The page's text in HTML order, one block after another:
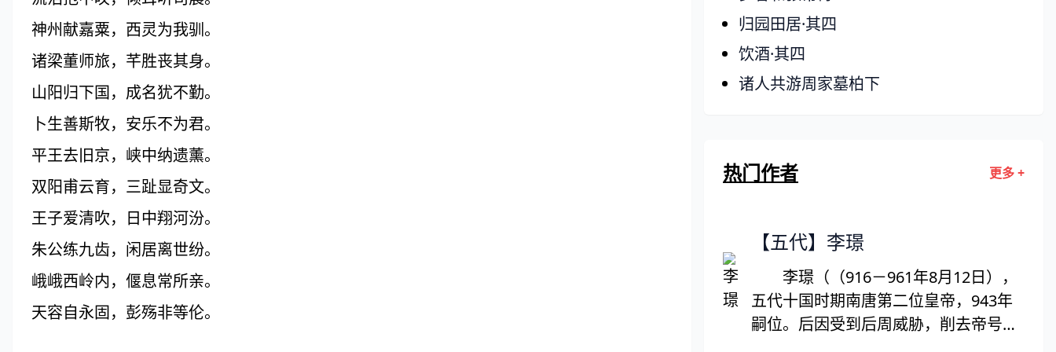
神州献嘉粟，西灵为我驯。
诸梁董师旅，芊胜丧其身。
山阳归下国，成名犹不勤。
卜生善斯牧，安乐不为君。
平王去旧京，峡中纳遗薰。
双阳甫云育，三趾显奇文。
王子爱清吹，日中翔河汾。
朱公练九齿，闲居离世纷。
峨峨西岭内，偃息常所亲。
天容自永固，彭殇非等伦。
归园田居·其四
饮酒·其四
诸人共游周家墓柏下
热门作者 更多 +
【五代】李璟
李璟（（916－961年8月12日），
五代十国时期南唐第二位皇帝，943年
嗣位。后因受到后周威胁，削去帝号，